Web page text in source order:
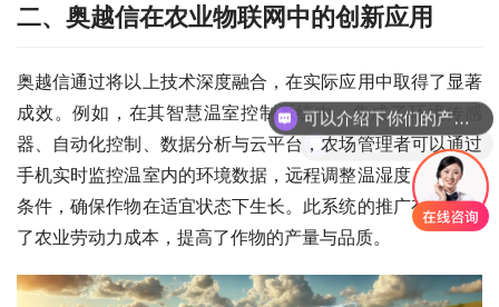
二、 奥越信在农业物联网中的创新应用
奥越信通过将以上技术深度融合，在实际应用中取得了显著
成效。例如，在其智慧温室控制系统中，集成了环境传感
器、自动化控制、数据分析与云平台，农场管理者可以通过
手机实时监控温室内的环境数据，远程调整温湿度、光照等
条件，确保作物在适宜状态下生长。此系统的推广有效降低
了农业劳动力成本，提高了作物的产量与品质。
可以介绍下你们的产品么
你们是怎么收费的呢